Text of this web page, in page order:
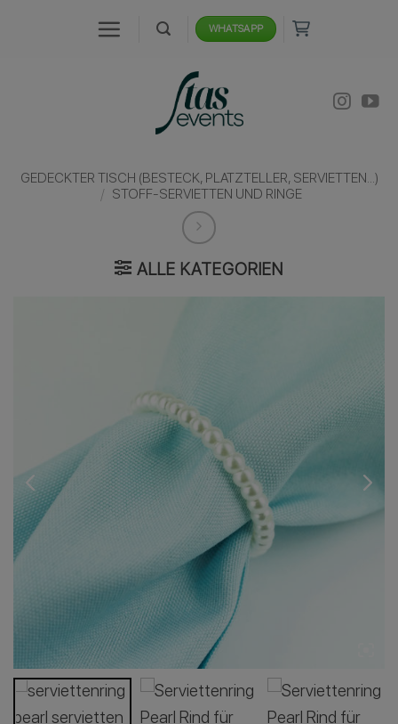
WHATSAPP
GEDECKTER TISCH (BESTECK, PLATZTELLER, SERVIETTEN...)
/ STOFF-SERVIETTEN UND RINGE
ALLE KATEGORIEN